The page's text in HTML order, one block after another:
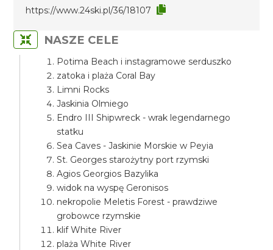
https://www.24ski.pl/36/18107
NASZE CELE
Potima Beach i instagramowe serduszko
zatoka i plaża Coral Bay
Limni Rocks
Jaskinia Olmiego
Endro III Shipwreck - wrak legendarnego
statku
Sea Caves - Jaskinie Morskie w Peyia
St. Georges starożytny port rzymski
Agios Georgios Bazylika
widok na wyspę Geronisos
nekropolie Meletis Forest - prawdziwe
grobowce rzymskie
klif White River
plaża White River